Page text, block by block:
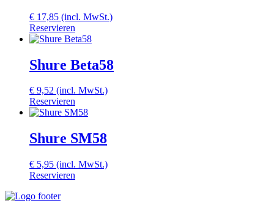
€ 17,85 (incl. MwSt.)
Reservieren
Shure Beta58
€ 9,52 (incl. MwSt.)
Reservieren
Shure SM58
€ 5,95 (incl. MwSt.)
Reservieren